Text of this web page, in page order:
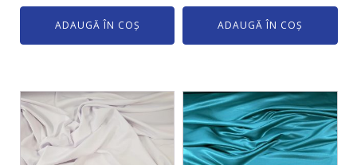
ADAUGĂ ÎN COȘ ADAUGĂ ÎN COȘ